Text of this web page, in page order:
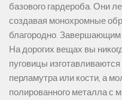
базового гардероба. Они
создавая монохромные
благородно.
На дорогих вещах вы
пуговицы изготавливаются
перламутра или кости, а
полированного металла с